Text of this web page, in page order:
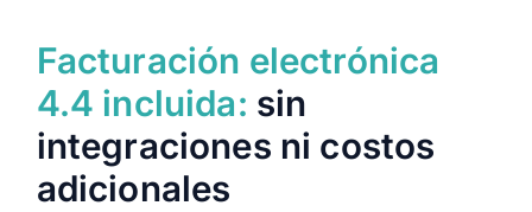
Facturación electrónica
4.4 incluida: sin
integraciones ni costos
adicionales